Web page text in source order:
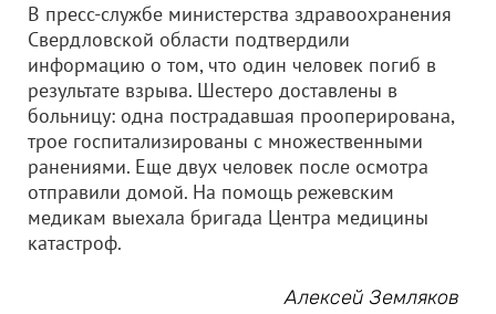
В пресс-службе министерства здравоохранения
Свердловской области подтвердили
информацию о том, что один человек погиб в
результате взрыва. Шестеро доставлены в
больницу: одна пострадавшая прооперирована,
трое госпитализированы с множественными
ранениями. Еще двух человек после осмотра
отправили домой. На помощь режевским
медикам выехала бригада Центра медицины
катастроф.
Алексей Земляков